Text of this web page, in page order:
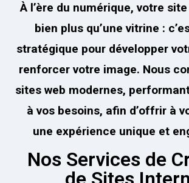
À l’ère du numérique, votre
bien plus qu’une vitrine :
stratégique pour développer
renforcer votre image. Nous
sites web modernes,
à vos besoins, afin d’offrir à
une expérience unique et
Nos Services de